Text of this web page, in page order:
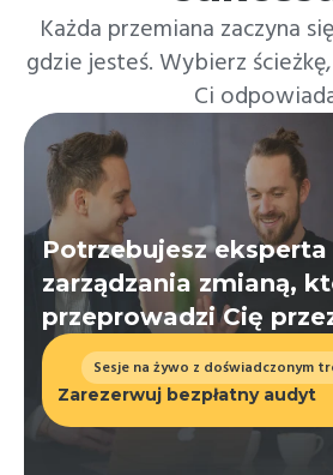
Każda przemiana zaczyna
gdzie jesteś. Wybierz
Ci
Potrzebujesz eksperta
zarządzania zmianą,
przeprowadzi Cię
Sesje na żywo z doświadczonym
Zarezerwuj bezpłatny audyt